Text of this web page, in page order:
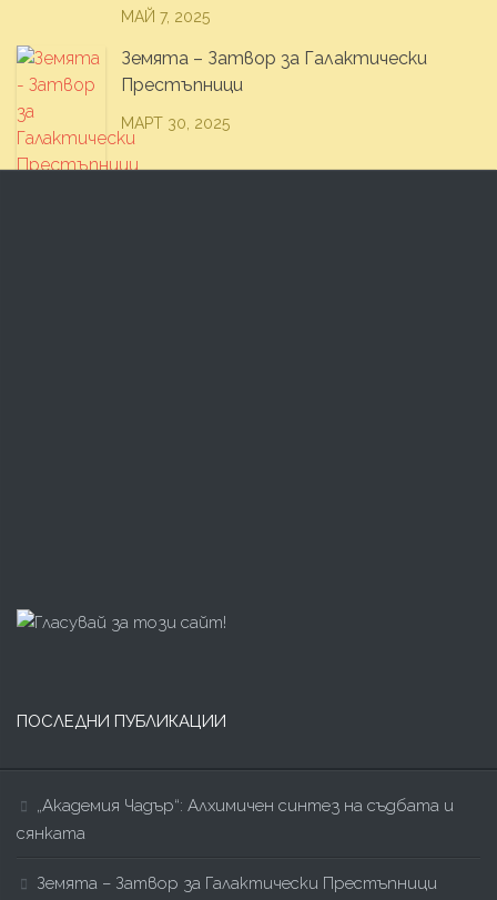
МАЙ 7, 2025
Земята – Затвор за Галактически
Престъпници
МАРТ 30, 2025
ПОСЛЕДНИ ПУБЛИКАЦИИ
„Академия Чадър“: Алхимичен синтез на съдбата и
сянката
Земята – Затвор за Галактически Престъпници